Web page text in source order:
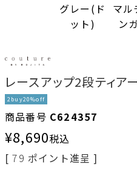
グレー(ド
ット)
マル
ン
レースアップ2段ティア
2buy20%off
商品番号 C624357
¥8,690税込
[ 79 ポイント進呈 ]